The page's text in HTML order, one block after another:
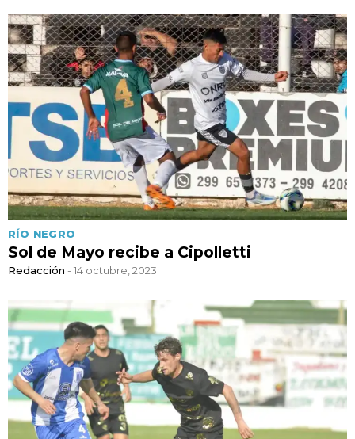
RÍO NEGRO
Sol de Mayo recibe a Cipolletti
Redacción - 14 octubre, 2023